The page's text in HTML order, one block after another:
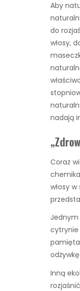
Aby
do
włosy,
nadają
Coraz
włosy
Jednym
cytrynie
Inną